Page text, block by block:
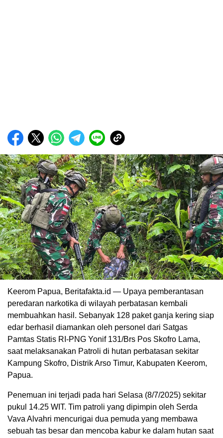
Keerom Papua, Beritafakta.id — Upaya pemberantasan
peredaran narkotika di wilayah perbatasan kembali
membuahkan hasil. Sebanyak 128 paket ganja kering siap
edar berhasil diamankan oleh personel dari Satgas
Pamtas Statis RI-PNG Yonif 131/Brs Pos Skofro Lama,
saat melaksanakan Patroli di hutan perbatasan sekitar
Kampung Skofro, Distrik Arso Timur, Kabupaten Keerom,
Papua.
Penemuan ini terjadi pada hari Selasa (8/7/2025) sekitar
pukul 14.25 WIT. Tim patroli yang dipimpin oleh Serda
Vava Alvahri mencurigai dua pemuda yang membawa
sebuah tas besar dan mencoba kabur ke dalam hutan saat